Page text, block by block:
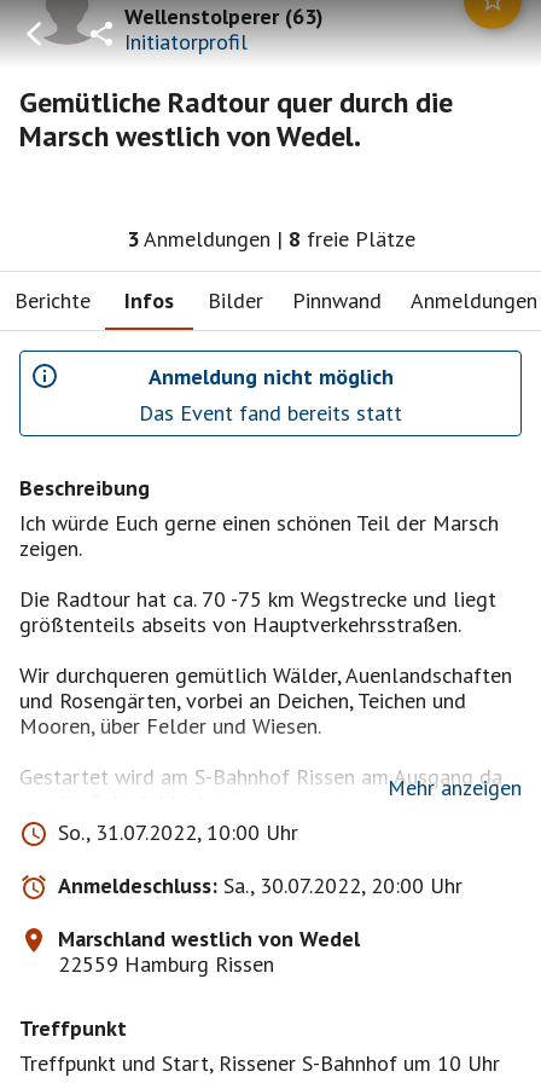
Wellenstolperer(63)
Initiatorprofil
Gemütliche Radtour quer durch die
Marsch westlich von Wedel.
3Anmeldungen | 8 freie Plätze
Berichte Infos Bilder Pinnwand Anmeldungen
Anmeldung nicht möglich
Das Event fand bereits statt
Beschreibung
Ich würde Euch gerne einen schönen Teil der Marsch
zeigen.
Die Radtour hat ca. 70 -75 km Wegstrecke und liegt
größtenteils abseits von Hauptverkehrsstraßen.
Wir durchqueren gemütlich Wälder, Auenlandschaften
und Rosengärten, vorbei an Deichen, Teichen und
Mooren, über Felder und Wiesen.
Gestartet wird am S-Bahnhof Rissen am Ausgang da
Der Weg führt uns von Rissen durchs Schnarkenmoor
über Uetersen nach Elmshorn, am Deich der Krückau
nach Seester, weiter nach Klevendeich, dann ein
kleines Stück entlang der Pinnau und weiter über
Holm wieder zurück nach Rissen.
Wir finden auf der Strecke außer sehr viel Natur, einen
auch ansteuern. Zusätzlich werden wir auf halben Weg,
an der Krückau, gemütlich Picknicken. Dort können wir
Mehr anzeigen
So., 31.07.2022, 10:00 Uhr
Anmeldeschluss: Sa., 30.07.2022, 20:00 Uhr
Marschland westlich von Wedel
22559 Hamburg Rissen
Treffpunkt
Treffpunkt und Start, Rissener S-Bahnhof um 10 Uhr